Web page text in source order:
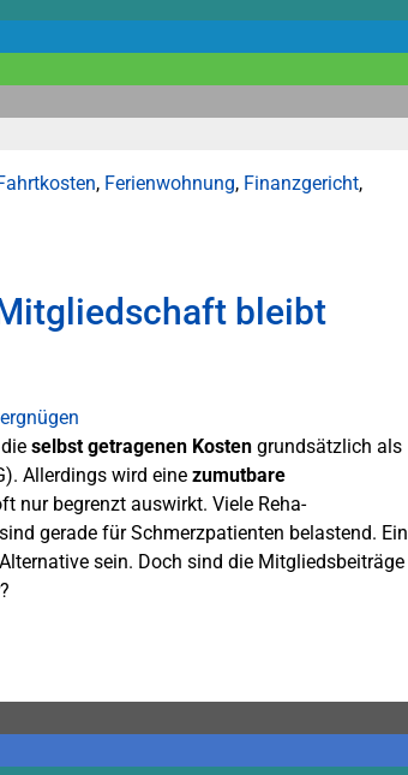
, Ferienwohnung, Finanzgericht,
bleibt
selbst getragenen Kosten grundsätzlich als
Allerdings wird eine zumutbare
nur begrenzt auswirkt. Viele Reha-
gerade für Schmerzpatienten belastend. Ein
sein. Doch sind die Mitgliedsbeiträge